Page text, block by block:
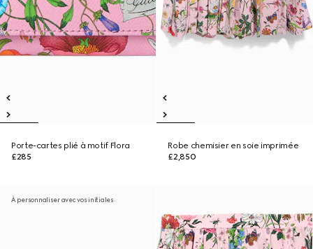
Porte-cartes plié à motif Flora
£285
Robe chemisier en soie imprimée
£2,850
À personnaliser avec vos initiales